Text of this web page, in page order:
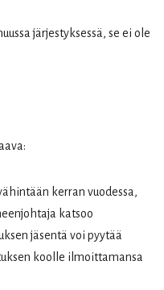
järjestyksessä, se ei ole
kerran vuodessa,
katsoo
jäsentä voi pyytää
koolle ilmoittamansa